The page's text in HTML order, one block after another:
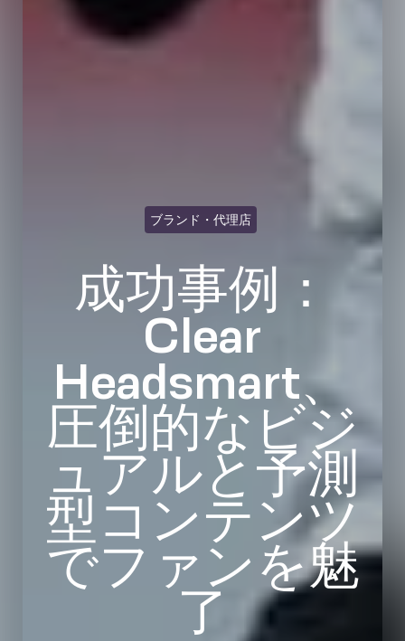
ブランド・代理店
成功事例：
Clear
Headsmart、
圧倒的なビジ
ュアルと予測
型コンテンツ
でファンを魅
了